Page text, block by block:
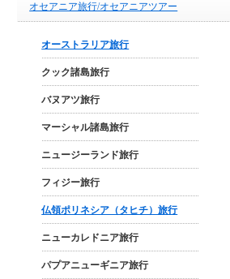
オセアニア旅行/オセアニアツアー
オーストラリア旅行
クック諸島旅行
バヌアツ旅行
マーシャル諸島旅行
ニュージーランド旅行
フィジー旅行
仏領ポリネシア（タヒチ）旅行
ニューカレドニア旅行
パプアニューギニア旅行